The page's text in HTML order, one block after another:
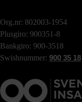
Org.nr: 802003-1954
Plusgiro: 900351-8
Bankgiro: 900-3518
Swishnummer: 900 35 18